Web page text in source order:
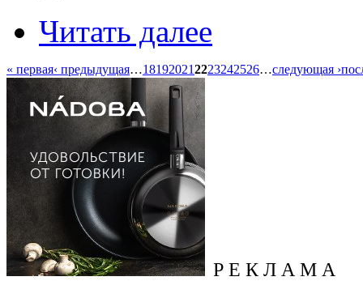
Читать далее
« первая‹ предыдущая…181920212223242526…следующая ›
Р Е К Л А М А